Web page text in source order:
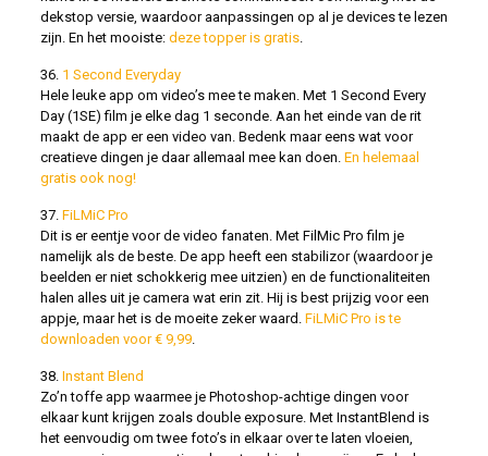
dekstop versie, waardoor aanpassingen op al je devices te lezen
zijn. En het mooiste: deze topper is gratis.
36. 1 Second Everyday
Hele leuke app om video’s mee te maken. Met 1 Second Every
Day (1SE) film je elke dag 1 seconde. Aan het einde van de rit
maakt de app er een video van. Bedenk maar eens wat voor
creatieve dingen je daar allemaal mee kan doen. En helemaal
gratis ook nog!
37. FiLMiC Pro
Dit is er eentje voor de video fanaten. Met FilMic Pro film je
namelijk als de beste. De app heeft een stabilizor (waardoor je
beelden er niet schokkerig mee uitzien) en de functionaliteiten
halen alles uit je camera wat erin zit. Hij is best prijzig voor een
appje, maar het is de moeite zeker waard. FiLMiC Pro is te
downloaden voor € 9,99.
38. Instant Blend
Zo’n toffe app waarmee je Photoshop-achtige dingen voor
elkaar kunt krijgen zoals double exposure. Met InstantBlend is
het eenvoudig om twee foto’s in elkaar over te laten vloeien,